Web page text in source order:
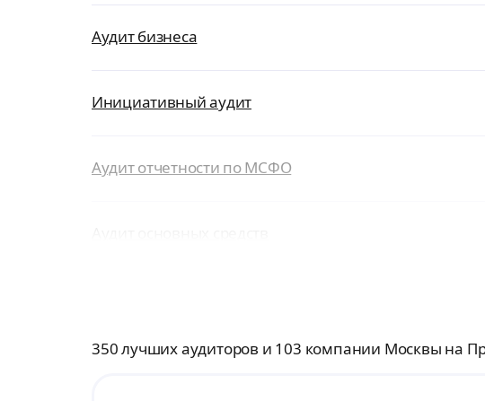
Аудит бизнеса
Инициативный аудит
Аудит отчетности по МСФО
350 лучших аудиторов и 103 компании Москвы на